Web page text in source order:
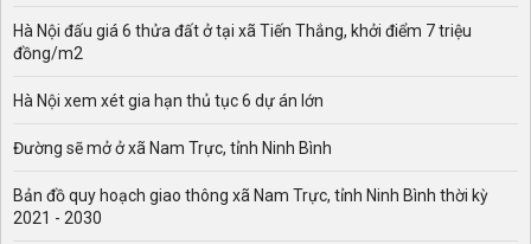
Hà Nội đấu giá 6 thửa đất ở tại xã Tiến Thắng, khởi điểm 7 triệu
đồng/m2
Hà Nội xem xét gia hạn thủ tục 6 dự án lớn
Đường sẽ mở ở xã Nam Trực, tỉnh Ninh Bình
Bản đồ quy hoạch giao thông xã Nam Trực, tỉnh Ninh Bình thời kỳ
2021 - 2030